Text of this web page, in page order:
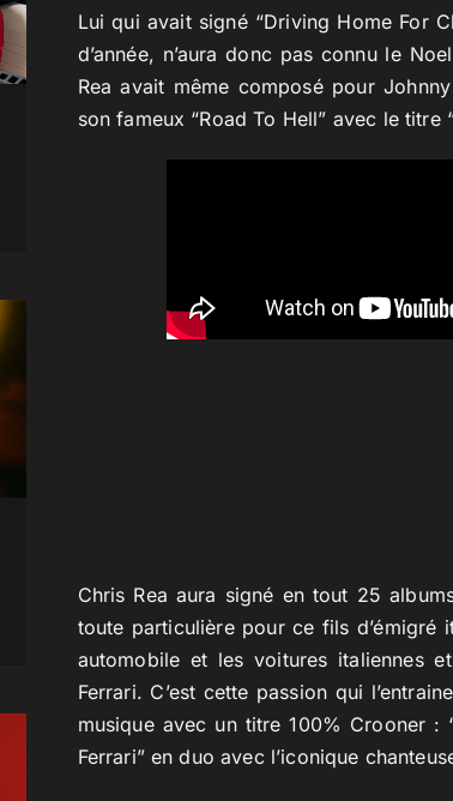
Lui qui avait signé “Driving Home For
d’année, n’aura donc pas connu le
Rea avait même composé pour
son fameux “Road To Hell” avec le titre
Chris Rea aura signé en tout 25
toute particulière pour ce fils d’émigré
automobile et les voitures italiennes
Ferrari. C’est cette passion qui
musique avec un titre 100% Crooner
Ferrari” en duo avec l’iconique